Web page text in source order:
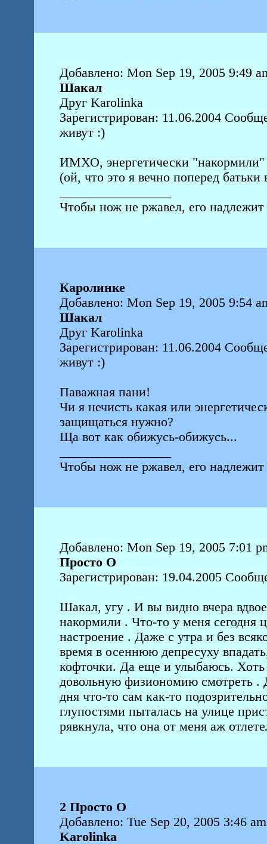
Добавлено: Mon Sep 19, 2005 9:49
Шакал
Друг Karolinka
Зарегистрирован: 11.06.2004
живут :)
ИМХО, энергетически "накормили"
(ой, что это я вечно поперед батьки
Чтобы нож не ржавел, его
Каролинке
Добавлено: Mon Sep 19, 2005 9:54
Шакал
Друг Karolinka
Зарегистрирован: 11.06.2004
живут :)
Паважная пани!
Чи я нечисть какая или
защищаться нужно?
Ща вот как обижусь-обижусь...
Чтобы нож не ржавел, его
Добавлено: Mon Sep 19, 2005 7:01
Просто О
Зарегистрирован: 19.04.2005
Шакал, угу . И вы видно вчера
накормили . Что-то у меня сегодня
настроение . Даже с утра и без
время в осеннюю депресуху
кофточки. Да еще и улыбаюсь.
довольную физиономию смотреть .
дня что-то сам как-то
глупостями пыталась на улице
рявкнула, что она от меня аж
2 Просто О
Добавлено: Tue Sep 20, 2005 3:46 am
Karolinka